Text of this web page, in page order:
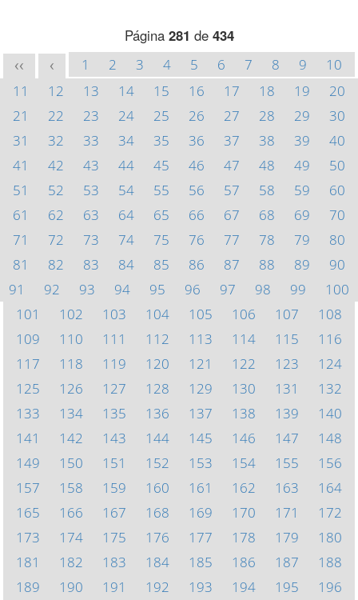
Página 281 de 434
<< < 1 2 3 4 5 6 7 8 9
10
11
12 13 14 15 16 17 18 19
20
21
22 23 24 25 26 27 28 29
30
31
32 33 34 35 36 37 38 39
40
41
42 43 44 45 46 47 48 49
50
51
52 53 54 55 56 57 58 59
60
61
62 63 64 65 66 67 68 69
70
71
72 73 74 75 76 77 78 79
80
81
82 83 84 85 86 87 88 89
90
91
92 93 94 95 96 97 98 99
100
101
102 103 104 105 106 107
108
109
110 111 112 113 114 115
116
117
118 119 120 121 122 123
124
125
126 127 128 129 130 131
132
133
134 135 136 137 138 139
140
141
142 143 144 145 146 147
148
149
150 151 152 153 154 155
156
157
158 159 160 161 162 163
164
165
166 167 168 169 170 171
172
173
174 175 176 177 178 179
180
181
182 183 184 185 186 187
188
189
190 191 192 193 194 195
196